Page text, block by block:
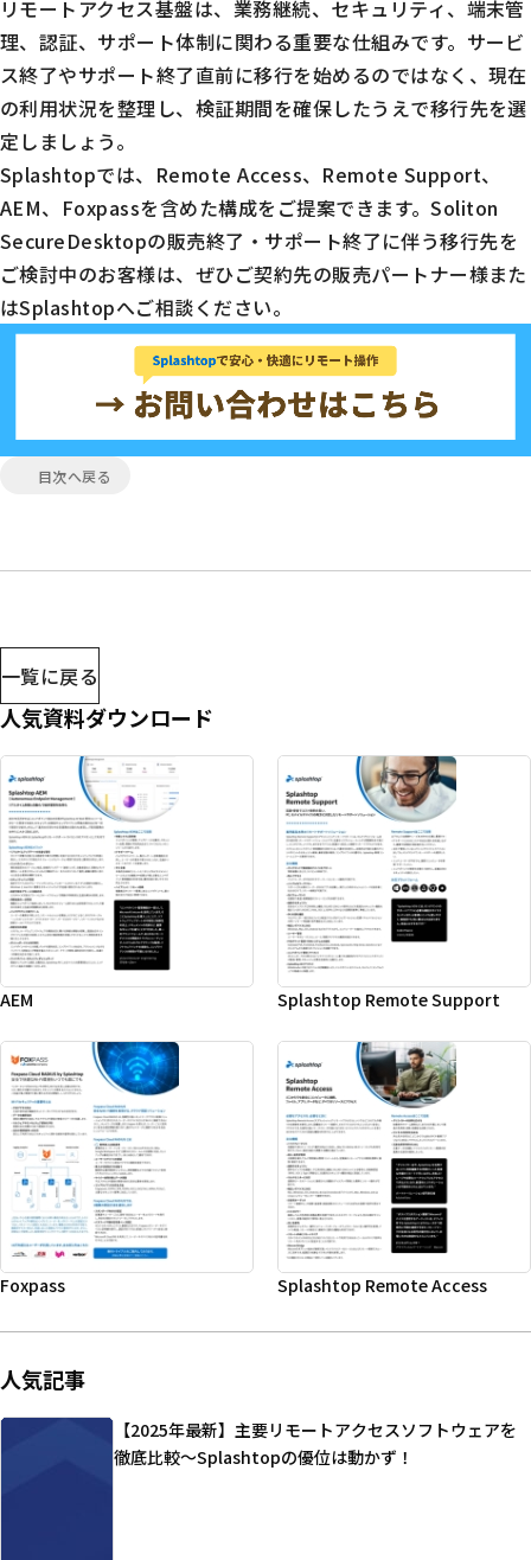
リモートアクセス基盤は、業務継続、セキュリティ、端末管
理、認証、サポート体制に関わる重要な仕組みです。サービ
ス終了やサポート終了直前に移行を始めるのではなく、現在
の利用状況を整理し、検証期間を確保したうえで移行先を選
定しましょう。
Splashtopでは、Remote Access、Remote Support、
AEM、Foxpassを含めた構成をご提案できます。Soliton
SecureDesktopの販売終了・サポート終了に伴う移行先を
ご検討中のお客様は、ぜひご契約先の販売パートナー様また
はSplashtopへご相談ください。
目次へ戻る
一覧に戻る
人気資料ダウンロード
AEM Splashtop Remote Support
Foxpass Splashtop Remote Access
人気記事
【2025年最新】主要リモートアクセスソフトウェアを
徹底比較～Splashtopの優位は動かず！